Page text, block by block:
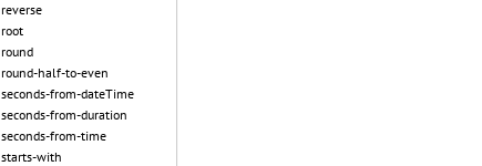
reverse
root
round
round-half-to-even
seconds-from-dateTime
seconds-from-duration
seconds-from-time
starts-with